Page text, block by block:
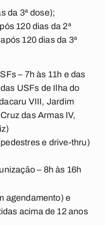
da 3ª dose);
120 dias da 2ª
120 dias da 3ª
– 7h às 11h e das
USFs de Ilha do
VIII, Jardim
das Armas IV,
e drive-thru)
– 8h às 16h
agendamento) e
acima de 12 anos